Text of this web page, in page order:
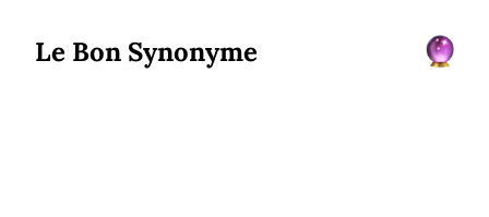
Le Bon Synonyme